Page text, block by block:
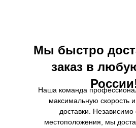
Мы быстро
заказ в
Наша команда
максимальную скорость
доставки. Независимо
местоположения, мы